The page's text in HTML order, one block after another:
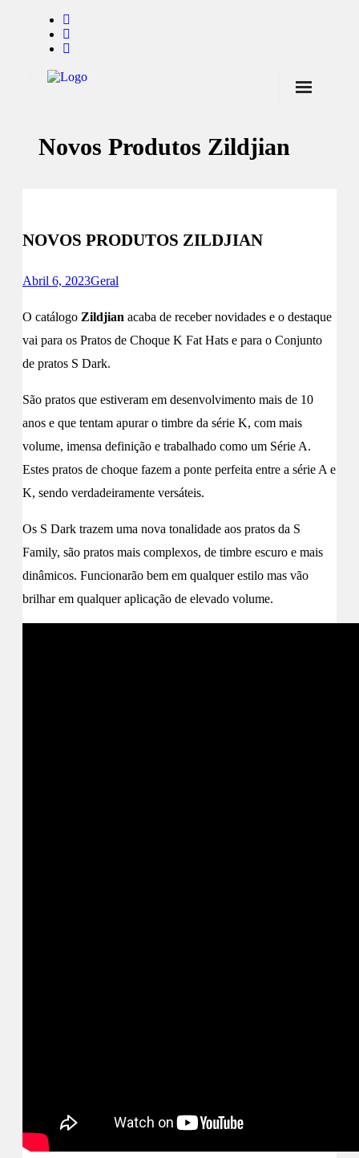
Notícias
Pontos de Venda
Promoções
Novos Produtos Zildjian
NOVOS PRODUTOS ZILDJIAN
Abril 6, 2023Geral
O catálogo Zildjian acaba de receber novidades e o destaque
vai para os Pratos de Choque K Fat Hats e para o Conjunto
de pratos S Dark.
São pratos que estiveram em desenvolvimento mais de 10
anos e que tentam apurar o timbre da série K, com mais
volume, imensa definição e trabalhado como um Série A.
Estes pratos de choque fazem a ponte perfeita entre a série A e
K, sendo verdadeiramente versáteis.
Os S Dark trazem uma nova tonalidade aos pratos da S
Family, são pratos mais complexos, de timbre escuro e mais
dinâmicos. Funcionarão bem em qualquer estilo mas vão
brilhar em qualquer aplicação de elevado volume.